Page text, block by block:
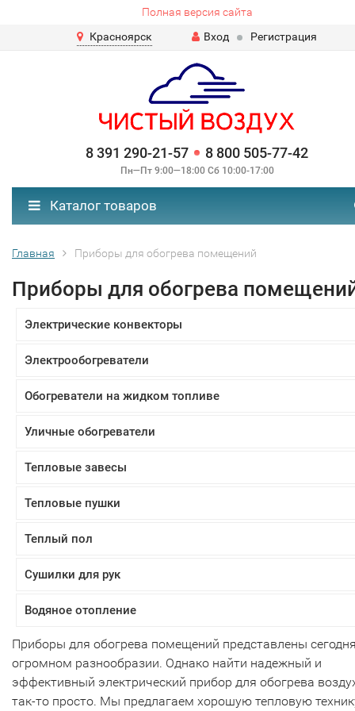
Полная версия сайта
Красноярск
Вход Регистрация
8 391 290-21-57 8 800 505-77-42
Пн—Пт 9:00—18:00 Сб 10:00-17:00
Каталог товаров
Главная Приборы для обогрева помещений
Приборы для обогрева
Электрические конвекторы
Электрообогреватели
Обогреватели на жидком топливе
Уличные обогреватели
Тепловые завесы
Тепловые пушки
Теплый пол
Сушилки для рук
Водяное отопление
Приборы для обогрева помещений представлены
огромном разнообразии. Однако найти надежный и
эффективный электрический прибор для обогрева
так-то просто. Мы предлагаем хорошую тепловую